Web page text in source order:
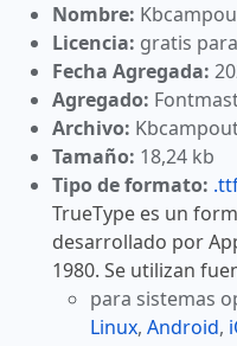
Nombre:
Licencia: gratis
Fecha Agregada:
Agregado:
Archivo:
Tamaño: 18,24 kb
Tipo de formato:
TrueType es un
desarrollado por
1980. Se utilizan
para sistemas
Linux, Android,